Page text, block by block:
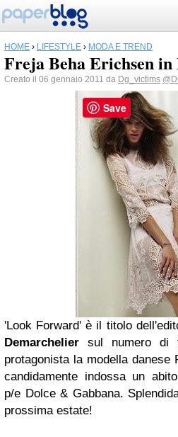
HOME › LIFESTYLE › MODA E TREND
Freja Beha Erichsen
Creato il 06 gennaio 2011 da Dg_victims
'Look Forward' è il titolo
Demarchelier sul numero di
protagonista la modella danese
candidamente indossa un
p/e Dolce & Gabbana.
prossima estate!
Save